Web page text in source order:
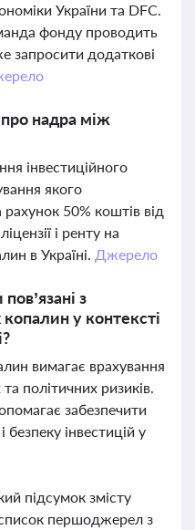
України та DFC.
фонду проводить
запросити додаткові
надра між
інвестиційного
якого
50% коштів від
і ренту на
в Україні. Джерело
з
у контексті
вимагає врахування
політичних ризиків.
забезпечити
безпеку інвестицій у
підсумок змісту
першоджерел з